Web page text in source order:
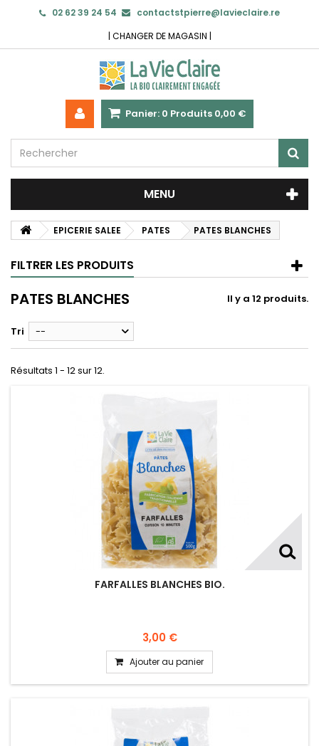
02 62 39 24 54
contactstpierre@lavieclaire.re
| CHANGER DE MAGASIN |
Panier: 0 Produits 0,00 €
MENU
EPICERIE SALEE PATES PATES BLANCHES
FILTRER LES PRODUITS
PATES BLANCHES Il y a 12 produits.
Tri --
Résultats 1 - 12 sur 12.
FARFALLES BLANCHES BIO.
3,00 €
Ajouter au panier